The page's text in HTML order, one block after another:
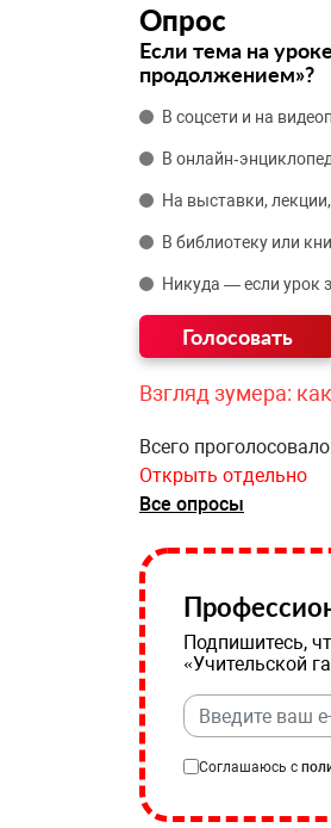
Опрос
Если тема на
продолжением»?
В соцсети и на
В
На выставки,
В библиотеку или
Никуда — если урок
Взгляд зумера:
Всего
Открыть отдельно
Все опросы
Подпишитесь,
«Учительской
Соглашаюсь с